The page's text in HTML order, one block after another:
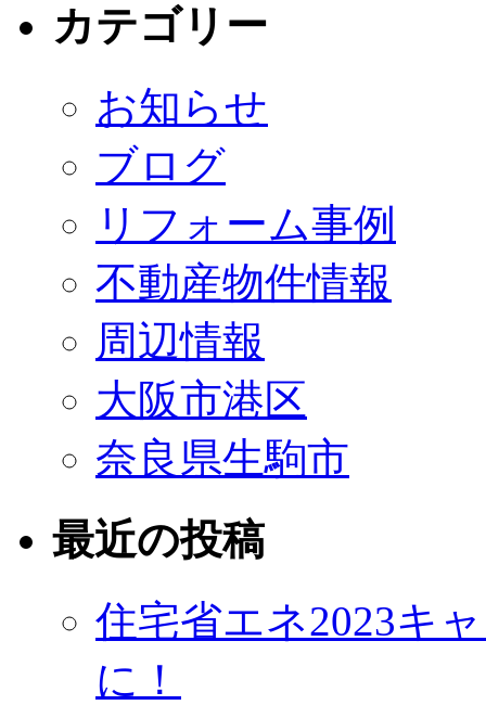
カテゴリー
お知らせ
ブログ
リフォーム事例
不動産物件情報
周辺情報
大阪市港区
奈良県生駒市
最近の投稿
住宅省エネ2023キ
に！